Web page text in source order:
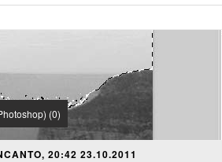
(0)
20:42 23.10.2011